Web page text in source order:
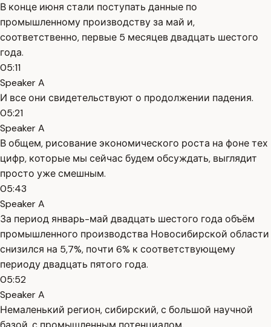
В конце июня стали поступать данные по
промышленному производству за май и,
соответственно, первые 5 месяцев двадцать шестого
года.
05:11
Speaker A
И все они свидетельствуют о продолжении падения.
05:21
Speaker A
В общем, рисование экономического роста на фоне тех
цифр, которые мы сейчас будем обсуждать, выглядит
просто уже смешным.
05:43
Speaker A
За период январь-май двадцать шестого года объём
промышленного производства Новосибирской области
снизился на 5,7%, почти 6% к соответствующему
периоду двадцать пятого года.
05:52
Speaker A
Немаленький регион, сибирский, с большой научной